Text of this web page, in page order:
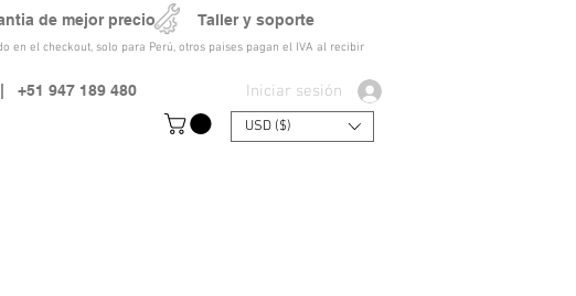
en el checkout, solo para Perú, otros paises pagan el IVA al recibir
Iniciar sesión
947 189 480
USD ($)
de mejor precio Taller y soporte